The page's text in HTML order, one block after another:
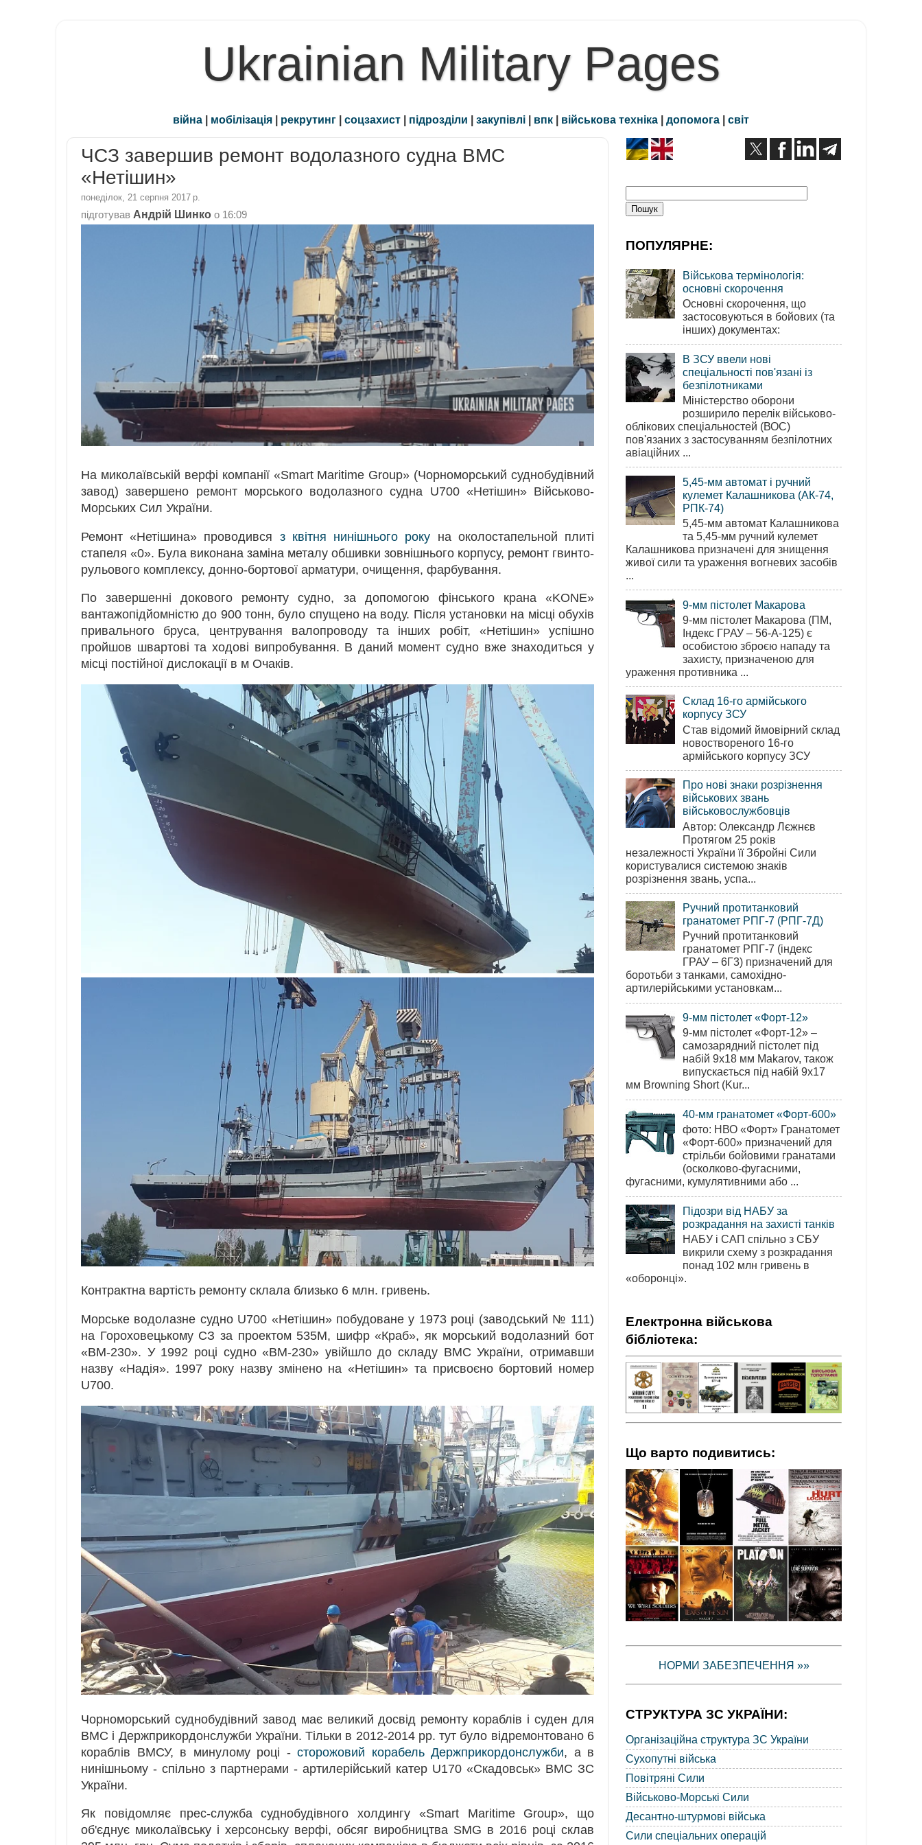
Ukrainian Military Pages
війна | мобілізація | рекрутинг | соцзахист | підрозділи | закупівлі | впк | військова техніка | допомога | світ
ЧСЗ завершив ремонт водолазного судна ВМС
«Нетішин»
понеділок, 21 серпня 2017 р.
підготував Андрій Шинко о 16:09
На миколаївській верфі компанії «Smart Maritime Group» (Чорноморський суднобудівний
завод) завершено ремонт морського водолазного судна U700 «Нетішин» Військово-
Морських Сил України.
Ремонт «Нетішина» проводився з квітня нинішнього року на околостапельной плиті
стапеля «0». Була виконана заміна металу обшивки зовнішнього корпусу, ремонт гвинто-
рульового комплексу, донно-бортової арматури, очищення, фарбування.
По завершенні докового ремонту судно, за допомогою фінського крана «KONE»
вантажопідйомністю до 900 тонн, було спущено на воду. Після установки на місці обухів
привального бруса, центрування валопроводу та інших робіт, «Нетішин» успішно
пройшов швартові та ходові випробування. В даний момент судно вже знаходиться у
місці постійної дислокації в м Очаків.
Контрактна вартість ремонту склала близько 6 млн. гривень.
Морське водолазне судно U700 «Нетішин» побудоване у 1973 році (заводський № 111)
на Гороховецькому СЗ за проектом 535М, шифр «Краб», як морський водолазний бот
«ВМ-230». У 1992 році судно «ВМ-230» увійшло до складу ВМС України, отримавши
назву «Надія». 1997 року назву змінено на «Нетішин» та присвоєно бортовий номер
U700.
Чорноморський суднобудівний завод має великий досвід ремонту кораблів і суден для
ВМС і Держприкордонслужби України. Тільки в 2012-2014 рр. тут було відремонтовано 6
кораблів ВМСУ, в минулому році - сторожовий корабель Держприкордонслужби, а в
нинішньому - спільно з партнерами - артилерійський катер U170 «Скадовськ» ВМС ЗС
України.
Як повідомляє прес-служба суднобудівного холдингу «Smart Maritime Group», що
об'єднує миколаївську і херсонську верфі, обсяг виробництва SMG в 2016 році склав
ПОПУЛЯРНЕ:
Військова термінологія:
основні скорочення
Основні скорочення, що
застосовуються в бойових (та
інших) документах:
В ЗСУ ввели нові
спеціальності пов'язані із
безпілотниками
Міністерство оборони
розширило перелік військово-
облікових спеціальностей (ВОС)
пов'язаних з застосуванням безпілотних
авіаційних ...
5,45-мм автомат і ручний
кулемет Калашникова (АК-74,
РПК-74)
5,45-мм автомат Калашникова
та 5,45-мм ручний кулемет
Калашникова призначені для знищення
живої сили та ураження вогневих засобів
...
9-мм пістолет Макарова
9-мм пістолет Макарова (ПМ,
Індекс ГРАУ – 56-А-125) є
особистою зброєю нападу та
захисту, призначеною для
ураження противника ...
Склад 16-го армійського
корпусу ЗСУ
Став відомий ймовірний склад
новоствореного 16-го
армійського корпусу ЗСУ
Про нові знаки розрізнення
військових звань
військовослужбовців
Автор: Олександр Лєжнєв
Протягом 25 років
незалежності України її Збройні Сили
користувалися системою знаків
розрізнення звань, успа...
Ручний протитанковий
гранатомет РПГ-7 (РПГ-7Д)
Ручний протитанковий
гранатомет РПГ-7 (індекс
ГРАУ – 6Г3) призначений для
боротьби з танками, самохідно-
артилерійськими установкам...
9-мм пістолет «Форт-12»
9-мм пістолет «Форт-12» –
самозарядний пістолет під
набій 9х18 мм Makarov, також
випускається під набій 9х17
мм Browning Short (Kur...
40-мм гранатомет «Форт-600»
фото: НВО «Форт» Гранатомет
«Форт-600» призначений для
стрільби бойовими гранатами
(осколково-фугасними,
фугасними, кумулятивними або ...
Підозри від НАБУ за
розкрадання на захисті танків
НАБУ і САП спільно з СБУ
викрили схему з розкрадання
понад 102 млн гривень в
«оборонці».
Електронна військова
бібліотека:
Що варто подивитись:
НОРМИ ЗАБЕЗПЕЧЕННЯ »»
СТРУКТУРА ЗС УКРАЇНИ:
Організаційна структура ЗС України
Сухопутні війська
Повітряні Сили
Військово-Морські Сили
Десантно-штурмові війська
Сили спеціальних операцій